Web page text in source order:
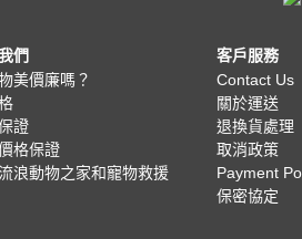
們
美價廉嗎？
證
格保證
浪動物之家和寵物救援
客戶服務
Contact Us
關於運送
退換貨處理
取消政策
Payment
保密協定